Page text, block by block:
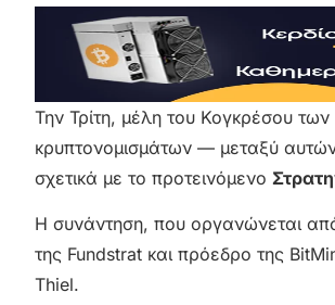
Την Τρίτη, μέλη του Κογκρέσου
κρυπτονομισμάτων — μεταξύ
σχετικά με το προτεινόμενο
Η συνάντηση, που οργανώνεται
της Fundstrat και πρόεδρο της
Thiel.